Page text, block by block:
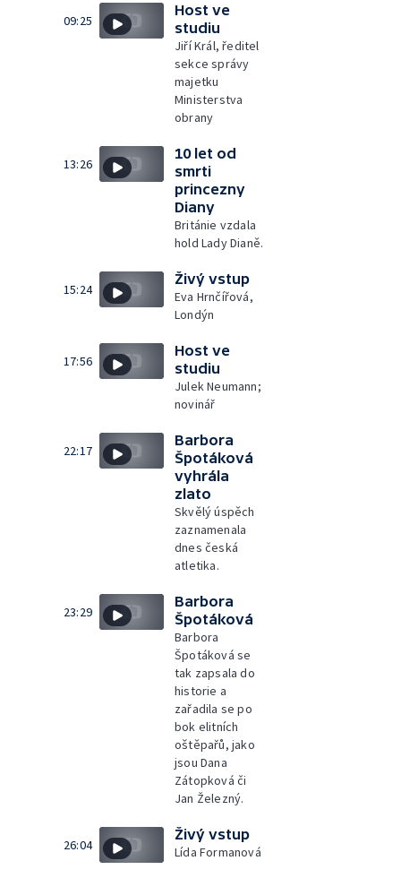
09:25
Host ve
studiu
Jiří Král, ředitel
sekce správy
majetku
Ministerstva
obrany
13:26
10 let od
smrti
princezny
Diany
Británie vzdala
hold Lady Dianě.
15:24
Živý vstup
Eva Hrnčířová,
Londýn
17:56
Host ve
studiu
Julek Neumann;
novinář
22:17
Barbora
Špotáková
vyhrála
zlato
Skvělý úspěch
zaznamenala
dnes česká
atletika.
23:29
Barbora
Špotáková
Barbora
Špotáková se
tak zapsala do
historie a
zařadila se po
bok elitních
oštěpařů, jako
jsou Dana
Zátopková či
Jan Železný.
26:04
Živý vstup
Lída Formanová